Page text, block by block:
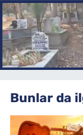
Bunlar da